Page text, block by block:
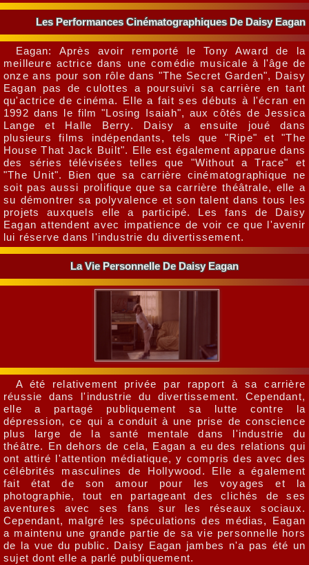
Les Performances Cinématographiques De Daisy Eagan
Eagan: Après avoir remporté le Tony Award de la
meilleure actrice dans une comédie musicale à l'âge de
onze ans pour son rôle dans "The Secret Garden", Daisy
Eagan pas de culottes a poursuivi sa carrière en tant
qu'actrice de cinéma. Elle a fait ses débuts à l'écran en
1992 dans le film "Losing Isaiah", aux côtés de Jessica
Lange et Halle Berry. Daisy a ensuite joué dans
plusieurs films indépendants, tels que "Ripe" et "The
House That Jack Built". Elle est également apparue dans
des séries télévisées telles que "Without a Trace" et
"The Unit". Bien que sa carrière cinématographique ne
soit pas aussi prolifique que sa carrière théâtrale, elle a
su démontrer sa polyvalence et son talent dans tous les
projets auxquels elle a participé. Les fans de Daisy
Eagan attendent avec impatience de voir ce que l'avenir
lui réserve dans l'industrie du divertissement.
La Vie Personnelle De Daisy Eagan
A été relativement privée par rapport à sa carrière
réussie dans l'industrie du divertissement. Cependant,
elle a partagé publiquement sa lutte contre la
dépression, ce qui a conduit à une prise de conscience
plus large de la santé mentale dans l'industrie du
théâtre. En dehors de cela, Eagan a eu des relations qui
ont attiré l'attention médiatique, y compris des avec des
célébrités masculines de Hollywood. Elle a également
fait état de son amour pour les voyages et la
photographie, tout en partageant des clichés de ses
aventures avec ses fans sur les réseaux sociaux.
Cependant, malgré les spéculations des médias, Eagan
a maintenu une grande partie de sa vie personnelle hors
de la vue du public. Daisy Eagan jambes n'a pas été un
sujet dont elle a parlé publiquement.